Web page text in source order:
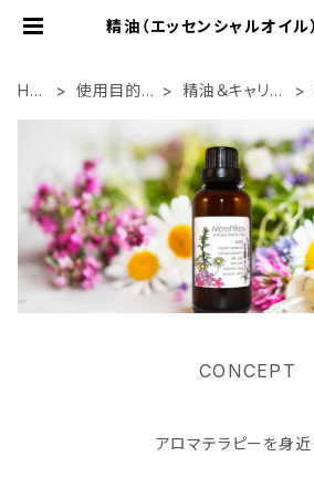
精油（エッセンシャルオイ
HO
使用目的で
精油＆キャリア
CONCEPT
アロマテラピーを身